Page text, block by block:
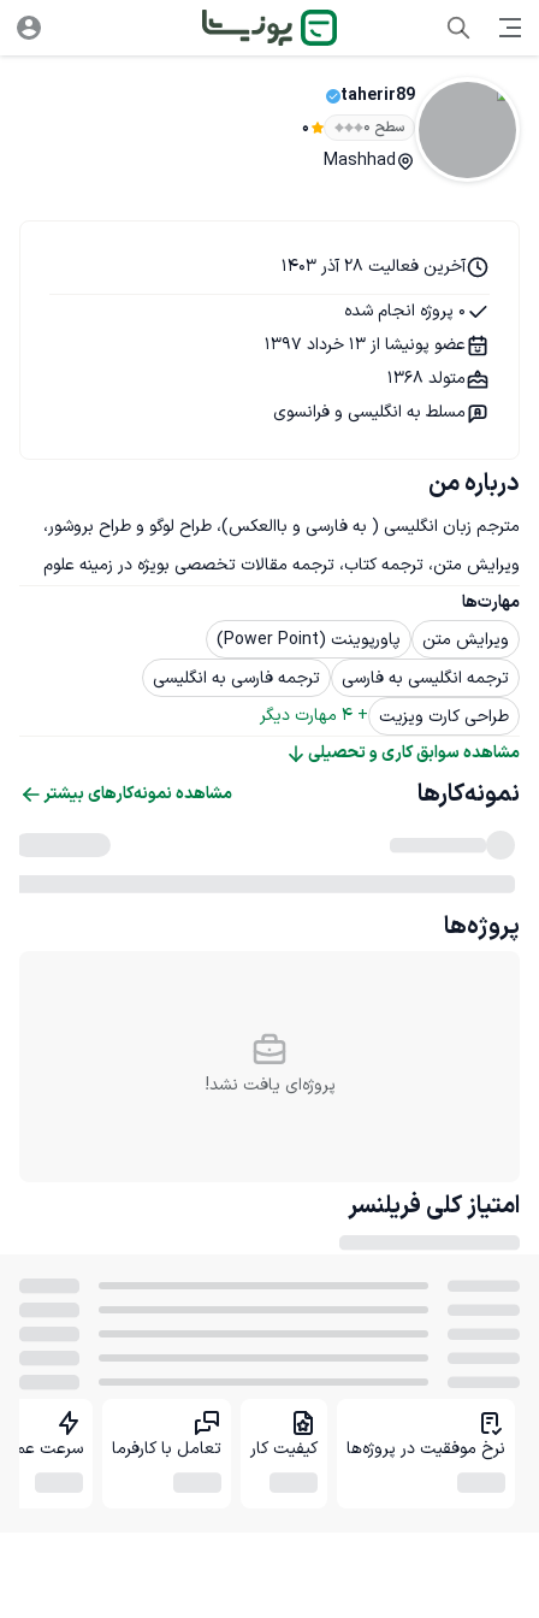
taherir89
سطح ۰ 0
Mashhad
درباره من
مترجم زبان انگلیسی ( به فارسی و باالعکس)، طراح لوگو و طراح بروشور،
ویرایش متن، ترجمه کتاب، ترجمه مقالات تخصصی بویژه در زمینه علوم
مهارت‌ها
ویرایش متن
پاورپوینت (Power Point)
ترجمه انگلیسی به فارسی
ترجمه فارسی به انگلیسی
طراحی کارت ویزیت +
4 مهارت دیگر
مشاهده سوابق کاری و تحصیلی
آخرین فعالیت 28 آذر 1403
0 پروژه انجام شده
عضو پونیشا از 13 خرداد 1397
متولد 1368
مسلط به انگلیسی و فرانسوی
نمونه‌کارها مشاهده نمونه‌کارهای بیشتر
پروژه‌ها
پروژه‌ای یافت نشد!
امتیاز کلی فریلنسر
نرخ موفقیت در پروژه‌ها کیفیت کار تعامل با کارفرما سرعت عمل